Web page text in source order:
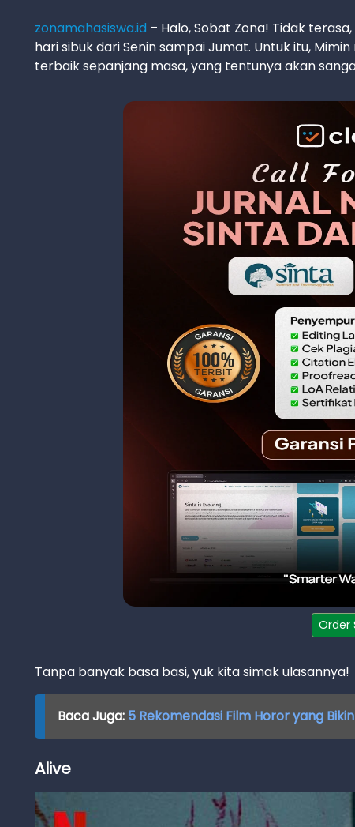
zonamahasiswa.id – Halo, Sobat Zona! Tidak
hari sibuk dari Senin sampai Jumat. Untuk itu,
terbaik sepanjang masa, yang tentunya akan
Order
Tanpa banyak basa basi, yuk kita simak ulasannya!
Baca Juga: 5 Rekomendasi Film Horor yang
Alive